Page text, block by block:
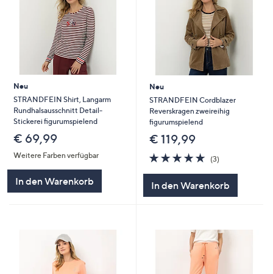
Neu
STRANDFEIN Shirt, Langarm
Rundhalsausschnitt Detail-
Stickerei figurumspielend
€ 69,99
Weitere Farben verfügbar
In den Warenkorb
Neu
STRANDFEIN Cordblazer
Reverskragen zweireihig
figurumspielend
€ 119,99
4.7
von
(3)3
In den Warenkorb